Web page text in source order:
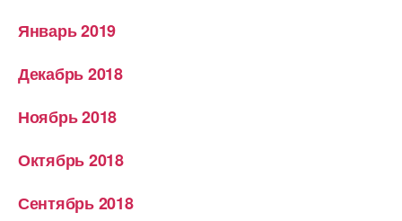
Январь 2019
Декабрь 2018
Ноябрь 2018
Октябрь 2018
Сентябрь 2018